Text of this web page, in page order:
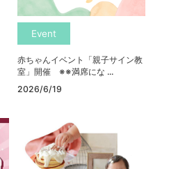
Event
赤ちゃんイベント「親子サイン教
室」開催 ※※満席にな ...
2026/6/19